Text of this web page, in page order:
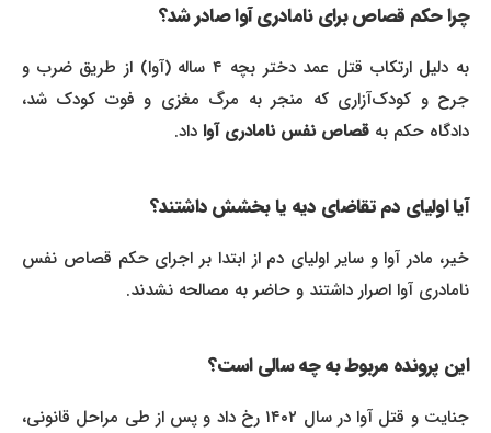
چرا حکم قصاص برای نامادری آوا صادر شد؟
به دلیل ارتکاب قتل عمد دختر بچه ۴ ساله (آوا) از طریق ضرب و
جرح و کودک‌آزاری که منجر به مرگ مغزی و فوت کودک شد،
دادگاه حکم به قصاص نفس نامادری آوا داد.
آیا اولیای دم تقاضای دیه یا بخشش داشتند؟
خیر، مادر آوا و سایر اولیای دم از ابتدا بر اجرای حکم قصاص نفس
نامادری آوا اصرار داشتند و حاضر به مصالحه نشدند.
این پرونده مربوط به چه سالی است؟
جنایت و قتل آوا در سال ۱۴۰۲ رخ داد و پس از طی مراحل قانونی،